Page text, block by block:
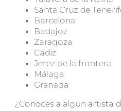
Santa Cruz de
Barcelona
Badajoz
Zaragoza
Cádiz
Jerez de la frontera
Málaga
Granada
¿Conoces a algún artista